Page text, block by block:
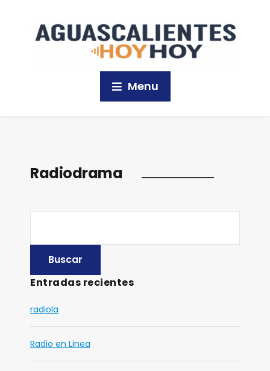
Menu
Radiodrama
Entradas recientes
radiola
Radio en Linea